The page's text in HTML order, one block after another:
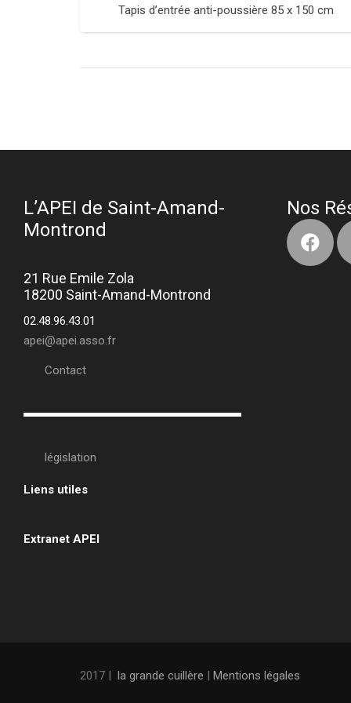
Tapis d’entrée anti-poussière 85 x 150 cm
L’APEI de Saint-Amand-
Montrond
21 Rue Emile Zola
18200 Saint-Amand-Montrond
02.48.96.43.01
apei@apei.asso.fr
Contact
législation
Liens utiles
Extranet APEI
Nos
2017 | la grande cuillère | Mentions légales